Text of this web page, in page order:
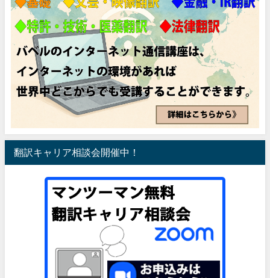
翻訳キャリア相談会開催中！